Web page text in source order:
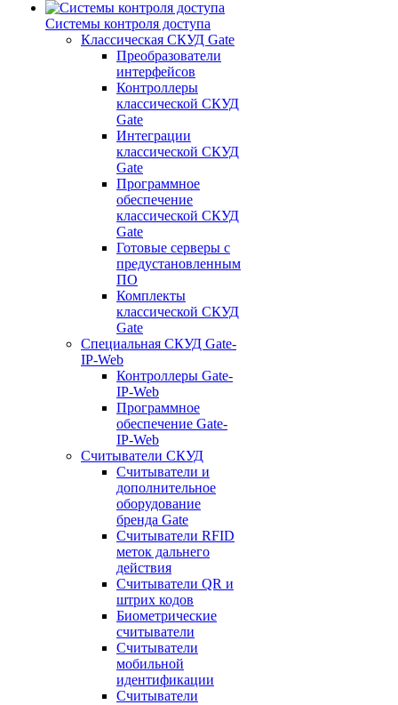
Системы контроля доступа
Классическая СКУД Gate
Преобразователи
интерфейсов
Контроллеры
классической СКУД
Gate
Интеграции
классической СКУД
Gate
Программное
обеспечение
классической СКУД
Gate
Готовые серверы с
предустановленным
ПО
Комплекты
классической СКУД
Gate
Специальная СКУД Gate-
IP-Web
Контроллеры Gate-
IP-Web
Программное
обеспечение Gate-
IP-Web
Считыватели СКУД
Считыватели и
дополнительное
оборудование
бренда Gate
Считыватели RFID
меток дальнего
действия
Считыватели QR и
штрих кодов
Биометрические
считыватели
Считыватели
мобильной
идентификации
Считыватели